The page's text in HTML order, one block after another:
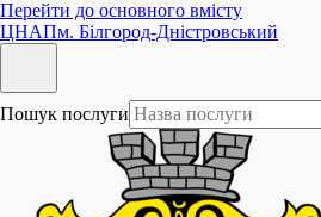
Перейти до основного вмісту
ЦНАПм. Білгород-Дністровський
Пошук послуги